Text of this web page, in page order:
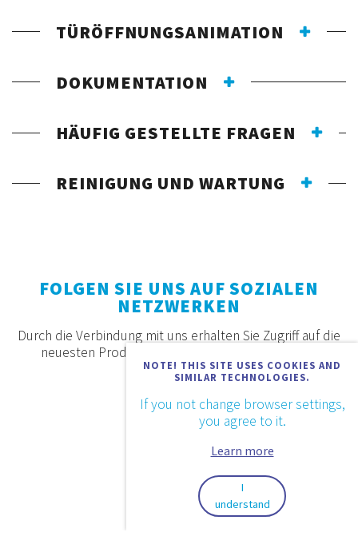
TÜRÖFFNUNGSANIMATION
DOKUMENTATION
HÄUFIG GESTELLTE FRAGEN
REINIGUNG UND WARTUNG
NOTE! THIS SITE USES COOKIES AND
SIMILAR TECHNOLOGIES.
If you not change browser settings,
you agree to it.
Learn more
I
understand
FOLGEN SIE UNS AUF SOZIALEN
NETZWERKEN
Durch die Verbindung mit uns erhalten Sie Zugriff auf die
neuesten Produkte, Angebote und Neuigkeiten.